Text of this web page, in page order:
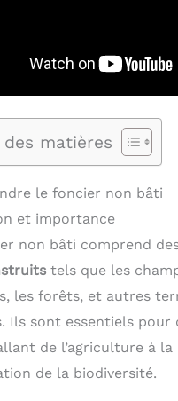
des matières
le foncier non bâti
et importance
non bâti comprend
tels que les
les forêts, et autres
Ils sont essentiels pour
de l’agriculture à la
de la biodiversité.